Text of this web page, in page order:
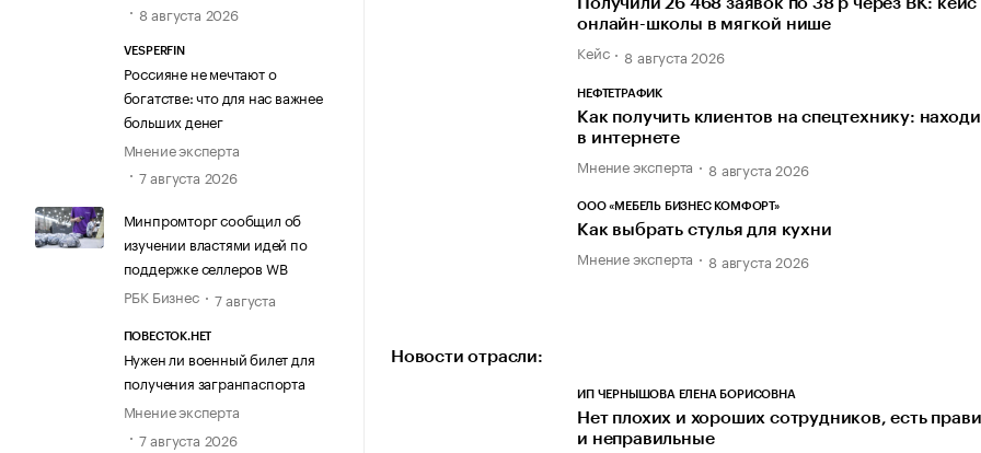
8 августа 2026
VESPERFIN
Россияне не мечтают о
богатстве: что для нас важнее
больших денег
Мнение эксперта
7 августа 2026
Минпромторг сообщил об
изучении властями идей по
поддержке селлеров WB
РБК Бизнес
7 августа
ПОВЕСТОК.НЕТ
Нужен ли военный билет для
получения загранпаспорта
Мнение эксперта
7 августа 2026
Получили 26 468 заявок по 38 р через ВК: кейс
онлайн-школы в мягкой нише
Кейс 8 августа 2026
НЕФТЕТРАФИК
Как получить клиентов на спецтехнику:
в интернете
Мнение эксперта 8 августа 2026
ООО «МЕБЕЛЬ БИЗНЕС КОМФОРТ»
Как выбрать стулья для кухни
Мнение эксперта 8 августа 2026
Новости отрасли:
ИП ЧЕРНЫШОВА ЕЛЕНА БОРИСОВНА
Нет плохих и хороших сотрудников, есть
и неправильные